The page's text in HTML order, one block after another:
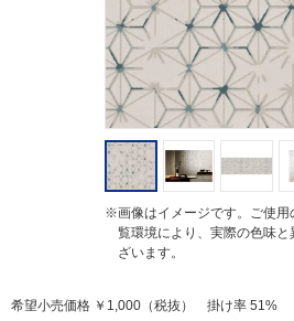
※画像はイメージです。ご使用
覧環境により、実際の色味と
ざいます。
希望小売価格 ￥1,000（税抜） 掛け率 51%